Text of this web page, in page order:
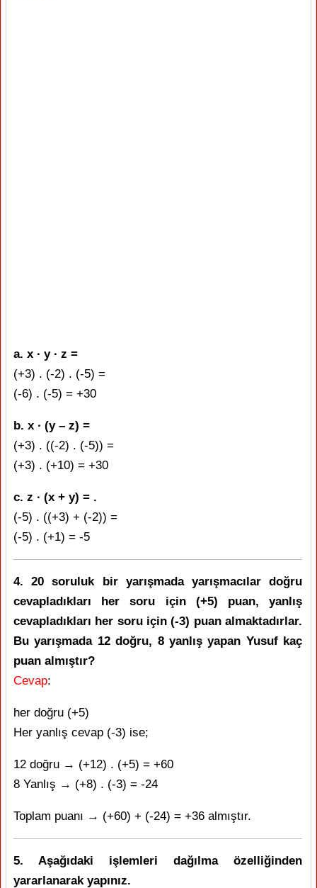
a. x ∙ y ∙ z =
(+3) . (-2) . (-5) =
(-6) . (-5) = +30
b. x ∙ (y – z) =
(+3) . ((-2) . (-5)) =
(+3) . (+10) = +30
c. z ∙ (x + y) = .
(-5) . ((+3) + (-2)) =
(-5) . (+1) = -5
4. 20 soruluk bir yarışmada yarışmacılar doğru
cevapladıkları her soru için (+5) puan, yanlış
cevapladıkları her soru için (-3) puan almaktadırlar.
Bu yarışmada 12 doğru, 8 yanlış yapan Yusuf kaç
puan almıştır?
Cevap:
her doğru (+5)
Her yanlış cevap (-3) ise;
12 doğru → (+12) . (+5) = +60
8 Yanlış → (+8) . (-3) = -24
Toplam puanı → (+60) + (-24) = +36 almıştır.
5. Aşağıdaki işlemleri dağılma özelliğinden
yararlanarak yapınız.